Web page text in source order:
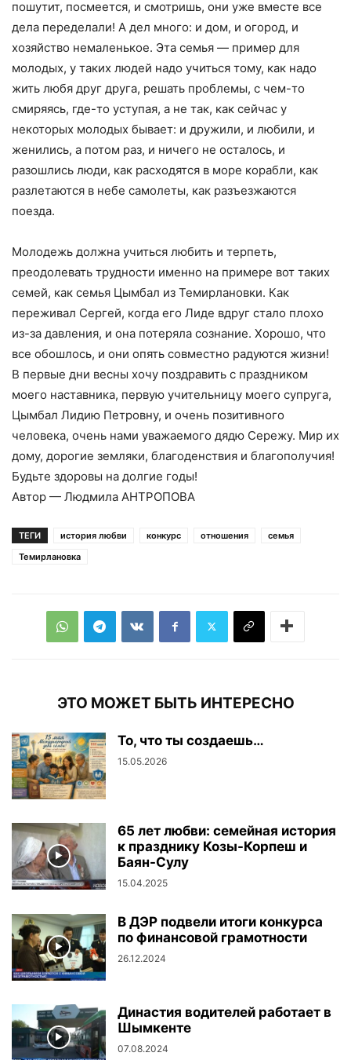
пошутит, посмеется, и смотришь, они уже вместе все
дела переделали! А дел много: и дом, и огород, и
хозяйство немаленькое. Эта семья — пример для
молодых, у таких людей надо учиться тому, как надо
жить любя друг друга, решать проблемы, с чем-то
смиряясь, где-то уступая, а не так, как сейчас у
некоторых молодых бывает: и дружили, и любили, и
женились, а потом раз, и ничего не осталось, и
разошлись люди, как расходятся в море корабли, как
разлетаются в небе самолеты, как разъезжаются
поезда.
Молодежь должна учиться любить и терпеть,
преодолевать трудности именно на примере вот таких
семей, как семья Цымбал из Темирлановки. Как
переживал Сергей, когда его Лиде вдруг стало плохо
из-за давления, и она потеряла сознание. Хорошо, что
все обошлось, и они опять совместно радуются жизни!
В первые дни весны хочу поздравить с праздником
моего наставника, первую учительницу моего супруга,
Цымбал Лидию Петровну, и очень позитивного
человека, очень нами уважаемого дядю Сережу. Мир их
дому, дорогие земляки, благоденствия и благополучия!
Будьте здоровы на долгие годы!
Автор — ​Людмила АНТРОПОВА
ТЕГИ история любви конкурс отношения
семья
Темирлановка
ЭТО МОЖЕТ БЫТЬ ИНТЕРЕСНО
То, что ты создаешь…
15.05.2026
65 лет любви: семейная история
к празднику Козы-Корпеш и
Баян-Сулу
15.04.2025
В ДЭР подвели итоги конкурса
по финансовой грамотности
26.12.2024
Династия водителей работает в
Шымкенте
07.08.2024